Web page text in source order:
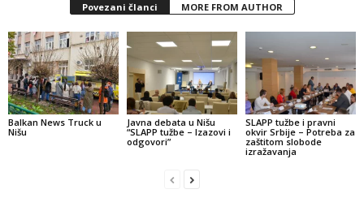
Povezani članci MORE FROM AUTHOR
Balkan News Truck u
Nišu
Javna debata u Nišu
“SLAPP tužbe – Izazovi i
odgovori”
SLAPP tužbe i pravni
okvir Srbije – Potreba za
zaštitom slobode
izražavanja